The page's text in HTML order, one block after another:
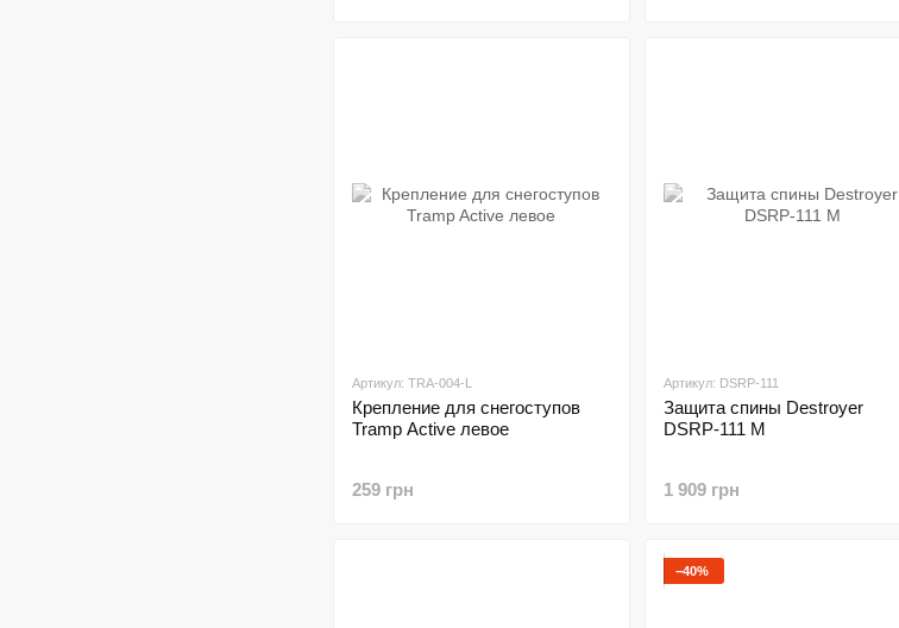
Артикул: TRA-004-L
Крепление для снегоступов
Tramp Active левое
259 грн
Артикул: DSRP-111
Защита спины Destroyer
DSRP-111 M
1 909 грн
−40%